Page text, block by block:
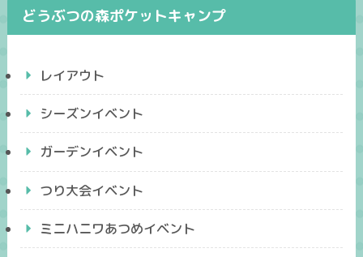
どうぶつの森ポケットキャンプ
レイアウト
シーズンイベント
ガーデンイベント
つり大会イベント
ミニハニワあつめイベント